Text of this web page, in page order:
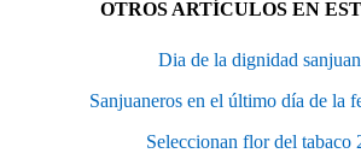
OTROS ARTÍCULOS EN
Dia de la dignidad
Sanjuaneros en el último día de la
Seleccionan flor del tabaco